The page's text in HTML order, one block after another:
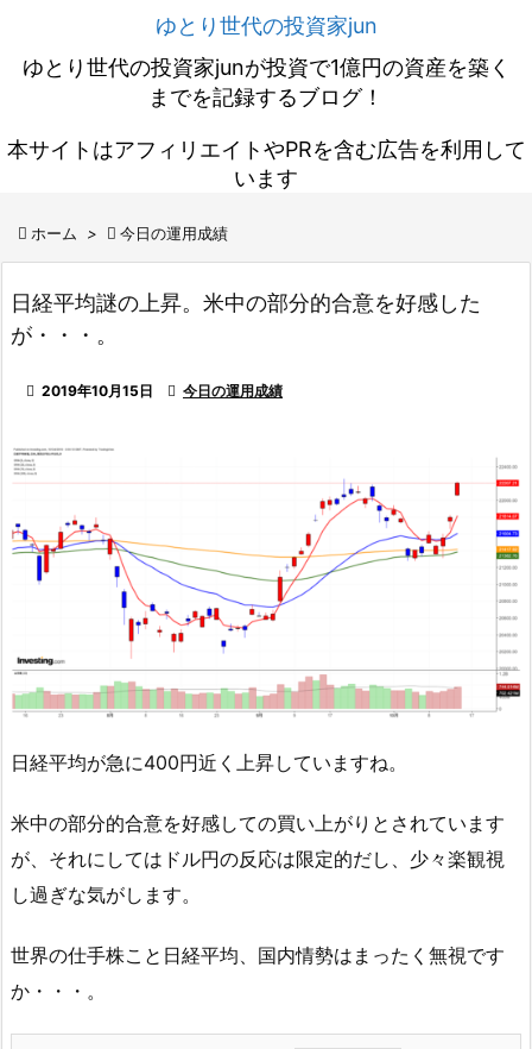
ゆとり世代の投資家jun
ゆとり世代の投資家junが投資で1億円の資産を築く
までを記録するブログ！
本サイトはアフィリエイトやPRを含む広告を利用して
います
 ホーム >  今日の運用成績
日経平均謎の上昇。米中の部分的合意を好感した
が・・・。
 2019年10月15日  今日の運用成績
日経平均が急に400円近く上昇していますね。
米中の部分的合意を好感しての買い上がりとされています
が、それにしてはドル円の反応は限定的だし、少々楽観視
し過ぎな気がします。
世界の仕手株こと日経平均、国内情勢はまったく無視です
か・・・。